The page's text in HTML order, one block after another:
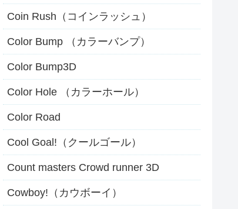
Coin Rush（コインラッシュ）
Color Bump （カラーバンプ）
Color Bump3D
Color Hole （カラーホール）
Color Road
Cool Goal!（クールゴール）
Count masters Crowd runner 3D
Cowboy!（カウボーイ）